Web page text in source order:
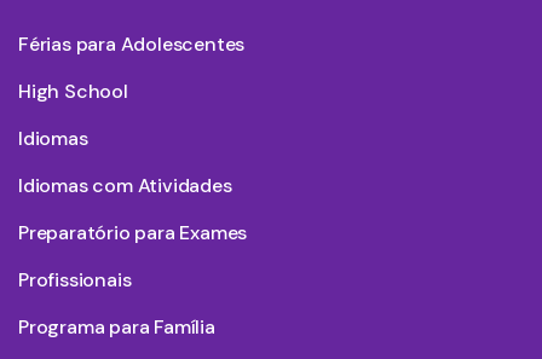
Férias para Adolescentes
High School
Idiomas
Idiomas com Atividades
Preparatório para Exames
Profissionais
Programa para Família